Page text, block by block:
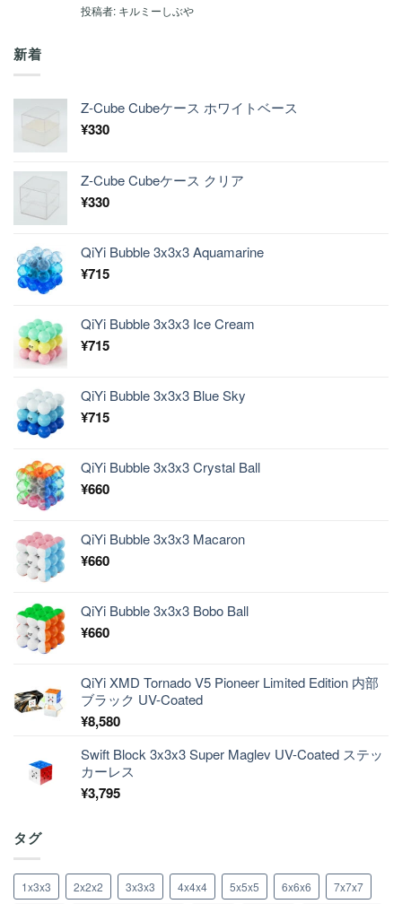
5段階中5の
投稿者: キルミーしぶや
新着
Z-Cube Cubeケース ホワイトベース
¥330
Z-Cube Cubeケース クリア
¥330
QiYi Bubble 3x3x3 Aquamarine
¥715
QiYi Bubble 3x3x3 Ice Cream
¥715
QiYi Bubble 3x3x3 Blue Sky
¥715
QiYi Bubble 3x3x3 Crystal Ball
¥660
QiYi Bubble 3x3x3 Macaron
¥660
QiYi Bubble 3x3x3 Bobo Ball
¥660
QiYi XMD Tornado V5 Pioneer Limited Edition 内部
ブラック UV-Coated
¥8,580
Swift Block 3x3x3 Super Maglev UV-Coated ステッ
カーレス
¥3,795
タグ
1x3x3 2x2x2 3x3x3 4x4x4 5x5x5 6x6x6
7x7x7